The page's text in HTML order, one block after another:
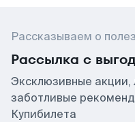
Рассказываем о
Рассылка с
Эксклюзивные акции,
заботливые
Купибилета